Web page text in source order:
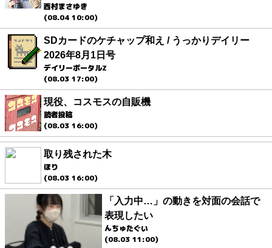
西村まさゆき
(08.04 10:00)
SDカードのケチャップ和え / うっかりデイリー
2026年8月1日号
デイリーポータルZ
(08.03 17:00)
現役、コスモスの自販機
読者投稿
(08.03 16:00)
取り残された木
ほり
(08.03 16:00)
「入力中…」の動きを対面の会話で
表現したい
んちゅたぐい
(08.03 11:00)